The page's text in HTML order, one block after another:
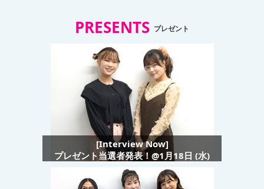
PRESENTS プレゼント
[Interview Now]
プレゼント当選者発表！@1月18日 (水)